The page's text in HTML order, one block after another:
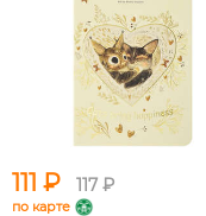
111 ₽ 117 ₽
по карте